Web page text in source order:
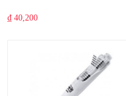
₫ 40,200